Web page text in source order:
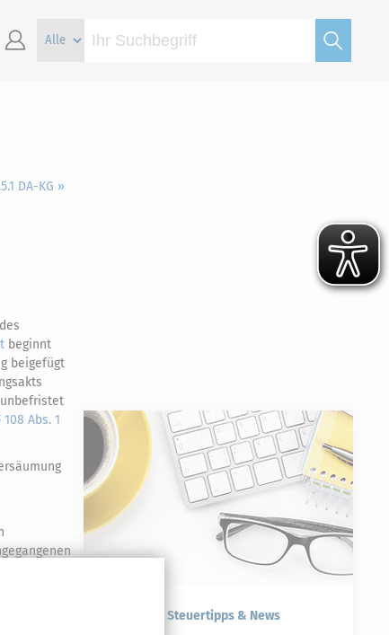
DA-KG »
beginnt
beigefügt
108 Abs. 1
Kostenlose Steuertipps & News